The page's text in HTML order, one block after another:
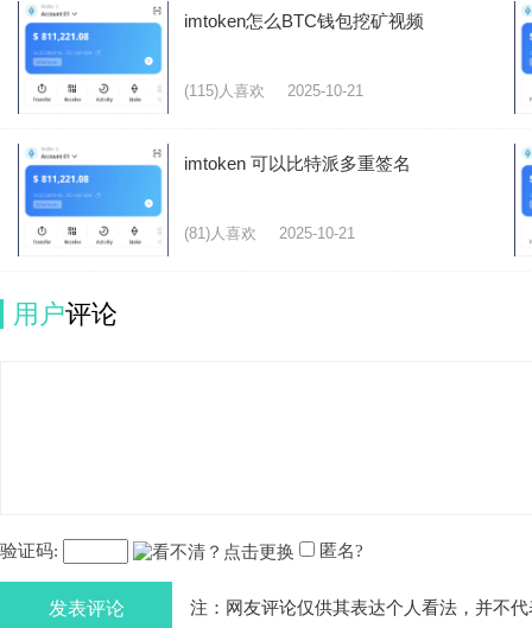
imtoken怎么BTC钱包挖矿视频
(115)人喜欢 2025-10-21
imtoken 可以比特派多重签名
(81)人喜欢 2025-10-21
用户评论
验证码: 匿名?
发表评论 注：网友评论仅供其表达个人看法，并不